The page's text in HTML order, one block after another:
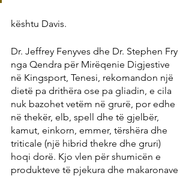
kështu Davis.
Dr. Jeffrey Fenyves dhe Dr. Stephen Fry
nga Qendra për Mirëqenie Digjestive
në Kingsport, Tenesi, rekomandon një
dietë pa drithëra ose pa gliadin, e cila
nuk bazohet vetëm në grurë, por edhe
në thekër, elb, spell dhe të gjelbër,
kamut, einkorn, emmer, tërshëra dhe
triticale (një hibrid thekre dhe gruri)
hoqi dorë. Kjo vlen për shumicën e
produkteve të pjekura dhe makaronave